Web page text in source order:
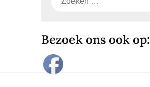
Bezoek ons ook op: